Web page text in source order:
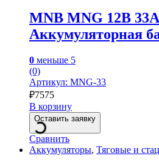
MNB MNG 12В
Аккумуляторная
0 меньше 5
(0)
Артикул: MNG-33
₽7575
В корзину
Оставить заявку
Сравнить
Аккумуляторы, Тяговые и